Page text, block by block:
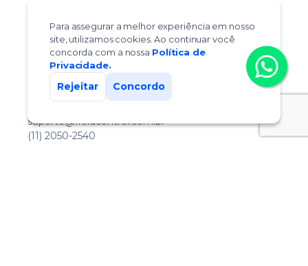
Termos de uso
Politica de privacidade
Lei Geral de Proteção de Dados
Suporte
suporte@fieldcontrol.com.br
(11) 2050-2540
Para assegurar a melhor experiência em nosso
site, utilizamos cookies. Ao continuar você
concorda com a nossa Política de
Privacidade.
Rejeitar Concordo